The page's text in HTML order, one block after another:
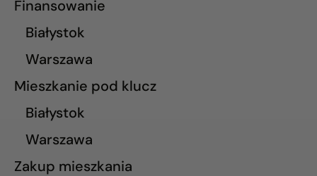
Finansowanie
Białystok
Warszawa
Mieszkanie pod klucz
Białystok
Warszawa
Zakup mieszkania